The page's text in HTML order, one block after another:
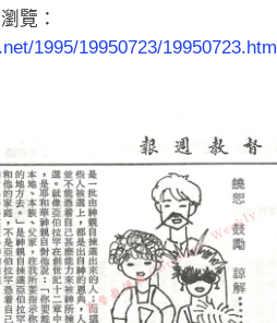
覽：
1995/19950723/19950723.html